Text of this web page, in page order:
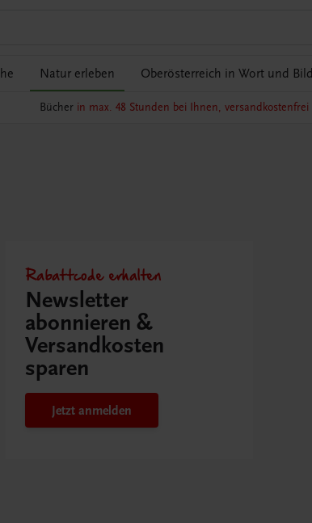
Natur erleben Oberösterreich in Wort und Bild
Bücher in max. 48 Stunden bei Ihnen, versandkostenfrei
Rabattcode erhalten
Newsletter
abonnieren &
Versandkosten
sparen
Jetzt anmelden